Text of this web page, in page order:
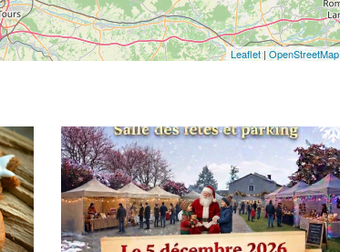
Leaflet| OpenStreetMap